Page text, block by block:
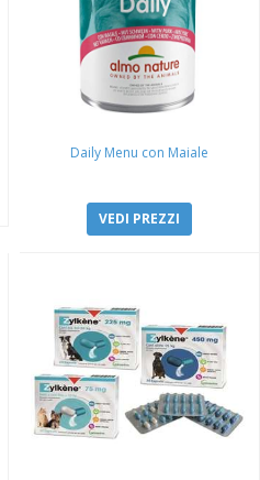
Daily Menu con Maiale
VEDI PREZZI